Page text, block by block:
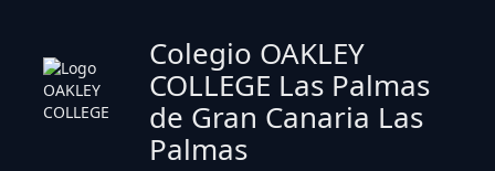
Colegio OAKLEY
COLLEGE Las Palmas
de Gran Canaria Las
Palmas